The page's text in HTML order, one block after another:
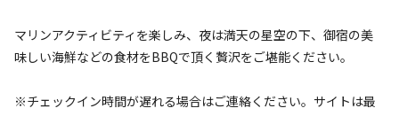
マリンアクティビティを楽しみ、夜は満天の星空の下、御宿の美
味しい海鮮などの食材をBBQで頂く贅沢をご堪能ください。
※チェックイン時間が遅れる場合はご連絡ください。サイトは最
キャンペーン